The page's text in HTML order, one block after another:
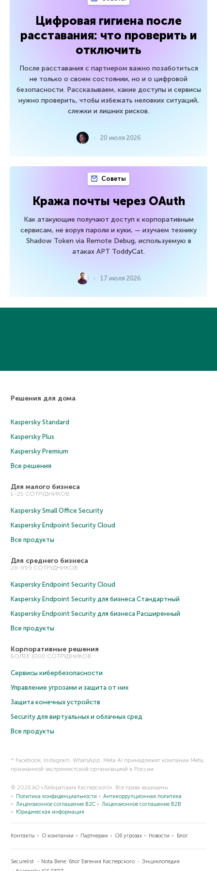
Цифровая гигиена после
расставания: что проверить и
отключить
После расставания с партнером важно позаботиться
не только о своем состоянии, но и о цифровой
безопасности. Рассказываем, какие доступы и сервисы
нужно проверить, чтобы избежать неловких ситуаций,
слежки и лишних рисков.
20 июля 2026
Советы
Кража почты через OAuth
Как атакующие получают доступ к корпоративным
сервисам, не воруя пароли и куки, — изучаем технику
Shadow Token via Remote Debug, используемую в
атаках APT ToddyCat.
17 июля 2026
Решения для дома
Kaspersky Standard
Kaspersky Plus
Kaspersky Premium
Все решения
Для малого бизнеса
1–25 СОТРУДНИКОВ
Kaspersky Small Office Security
Kaspersky Endpoint Security Cloud
Все продукты
Для среднего бизнеса
26-999 СОТРУДНИКОВ
Kaspersky Endpoint Security Cloud
Kaspersky Endpoint Security для бизнеса Cтандартный
Kaspersky Endpoint Security для бизнеса Расширенный
Все продукты
Корпоративные решения
БОЛЕЕ 1000 СОТРУДНИКОВ
Сервисы кибербезопасности
Управление угрозами и защита от них
Защита конечных устройств
Security для виртуальных и облачных сред
Все продукты
* Facebook, Instagram, WhatsApp, Meta AI принадлежат компании Meta,
признанной экстремистской организацией в России.
© 2026 АО «Лаборатория Касперского». Все права защищены.
Политика конфиденциальности
Антикоррупционная политика
Лицензионное соглашение B2C
Лицензионное соглашение B2B
Юридическая информация
Контакты О компании Партнерам Об угрозах Новости Блог
Securelist Nota Bene: блог Евгения Касперского
Энциклопедия